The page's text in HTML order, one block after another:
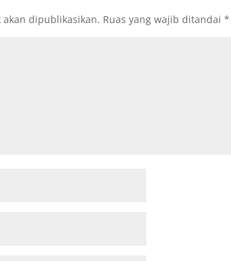
dipublikasikan. Ruas yang wajib ditandai*